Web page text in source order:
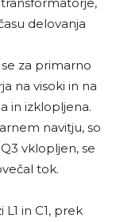
delovanja
za primarno
na visoki in na
in izklopljena.
navitju, so
vklopljen, se
tok.
in C1, prek